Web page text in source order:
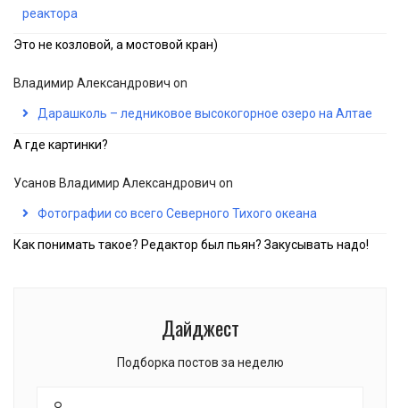
реактора
Это не козловой, а мостовой кран)
Владимир Александрович on
Дарашколь – ледниковое высокогорное озеро на Алтае
А где картинки?
Усанов Владимир Александрович on
Фотографии со всего Северного Тихого океана
Как понимать такое? Редактор был пьян? Закусывать надо!
Дайджест
Подборка постов за неделю